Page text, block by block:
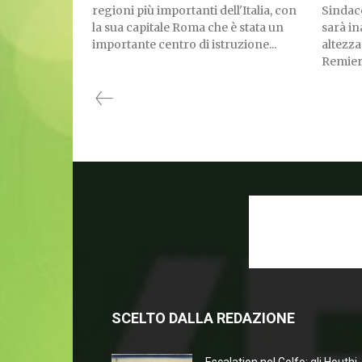
regioni più importanti dell'Italia, con
la sua capitale Roma che è stata un
importante centro di istruzione...
sarà
SCELTO DALLA REDAZIONE